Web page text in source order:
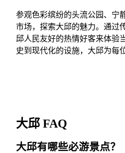
参观色彩缤纷的头流公园、宁
市场，探索大邱的魅力。通过
邱人民友好的热情好客来体验
史到现代化的设施，大邱为每
大邱 FAQ
大邱有哪些必游景点？